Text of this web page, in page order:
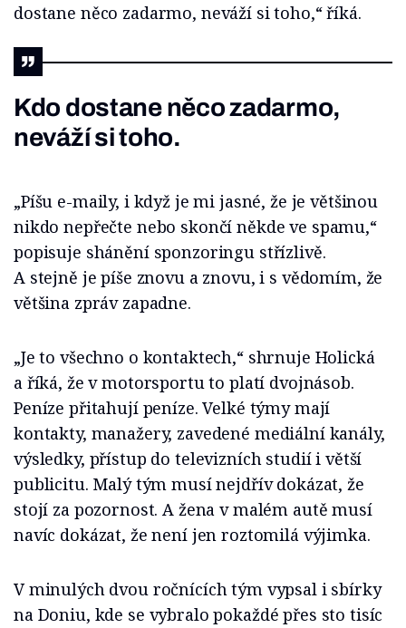
dostane něco zadarmo, neváží si toho,“ říká.
Kdo dostane něco zadarmo,
neváží si toho.
„Píšu e-maily, i když je mi jasné, že je většinou
nikdo nepřečte nebo skončí někde ve spamu,“
popisuje shánění sponzoringu střízlivě.
A stejně je píše znovu a znovu, i s vědomím, že
většina zpráv zapadne.
„Je to všechno o kontaktech,“ shrnuje Holická
a říká, že v motorsportu to platí dvojnásob.
Peníze přitahují peníze. Velké týmy mají
kontakty, manažery, zavedené mediální kanály,
výsledky, přístup do televizních studií i větší
publicitu. Malý tým musí nejdřív dokázat, že
stojí za pozornost. A žena v malém autě musí
navíc dokázat, že není jen roztomilá výjimka.
V minulých dvou ročnících tým vypsal i sbírky
na Doniu, kde se vybralo pokaždé přes sto tisíc